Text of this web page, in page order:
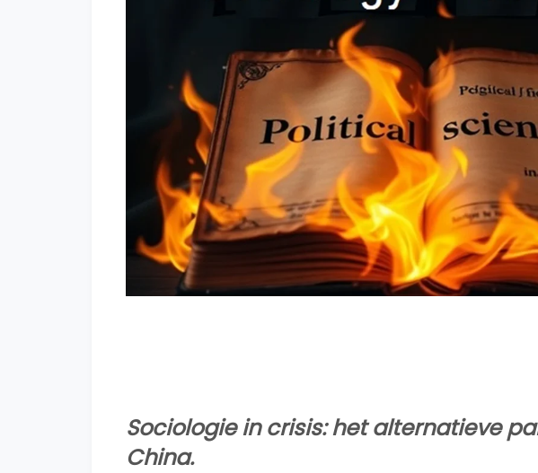
Sociologie in crisis: het alternatieve
China.